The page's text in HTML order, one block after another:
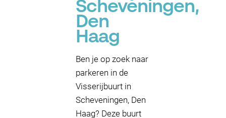
Scheveningen,
Den
Haag
Ben je op zoek naar
parkeren in de
Visserijbuurt in
Scheveningen, Den
Haag? Deze buurt